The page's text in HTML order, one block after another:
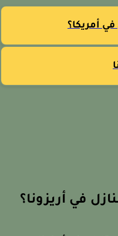
أمريكا؟
في أريزونا؟